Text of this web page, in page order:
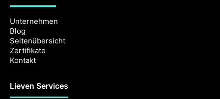
Unternehmen
Blog
Seitenübersicht
Zertifikate
Kontakt
Lieven Services